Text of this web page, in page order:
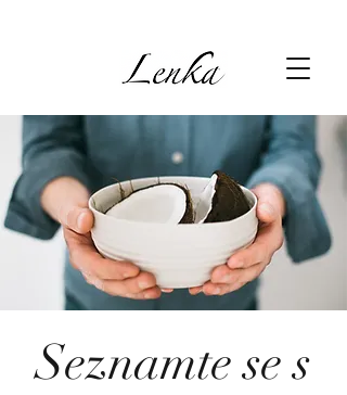
Seznamte se s